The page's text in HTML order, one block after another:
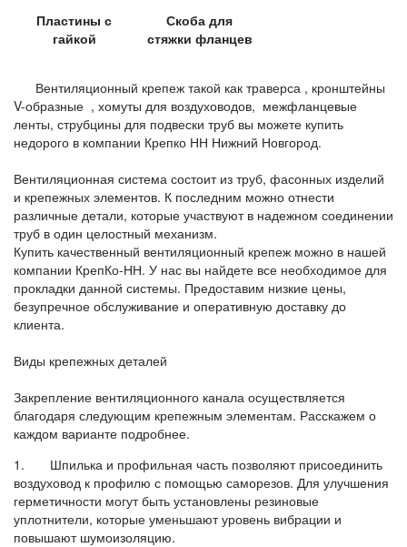
Пластины с
гайкой
Скоба для
стяжки фланцев
Вентиляционный крепеж такой как траверса , кронштейны
V-образные , хомуты для воздуховодов, межфланцевые
ленты, струбцины для подвески труб вы можете купить
недорого в компании Крепко НН Нижний Новгород.
Вентиляционная система состоит из труб, фасонных изделий
и крепежных элементов. К последним можно отнести
различные детали, которые участвуют в надежном соединении
труб в один целостный механизм.
Купить качественный вентиляционный крепеж можно в нашей
компании КрепКо-НН. У нас вы найдете все необходимое для
прокладки данной системы. Предоставим низкие цены,
безупречное обслуживание и оперативную доставку до
клиента.
Виды крепежных деталей
Закрепление вентиляционного канала осуществляется
благодаря следующим крепежным элементам. Расскажем о
каждом варианте подробнее.
1. Шпилька и профильная часть позволяют присоединить
воздуховод к профилю с помощью саморезов. Для улучшения
герметичности могут быть установлены резиновые
уплотнители, которые уменьшают уровень вибрации и
повышают шумоизоляцию.